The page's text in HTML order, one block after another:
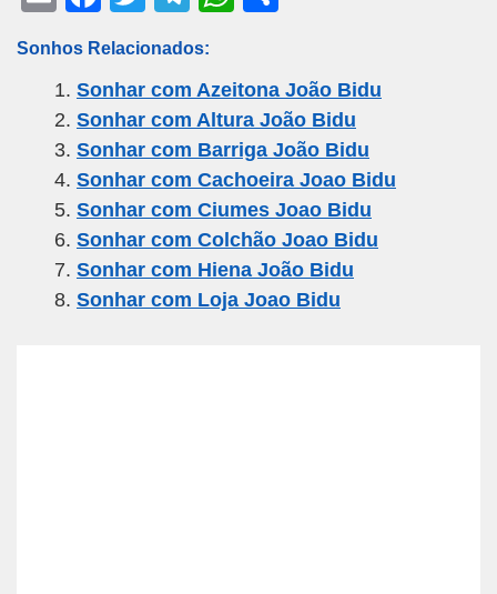
ail c
e
b
o
o
k
tt
er
e
gr
a
m
s
A
p
p
e
Sonhos Relacionados:
Sonhar com Azeitona João Bidu
Sonhar com Altura João Bidu
Sonhar com Barriga João Bidu
Sonhar com Cachoeira Joao Bidu
Sonhar com Ciumes Joao Bidu
Sonhar com Colchão Joao Bidu
Sonhar com Hiena João Bidu
Sonhar com Loja Joao Bidu